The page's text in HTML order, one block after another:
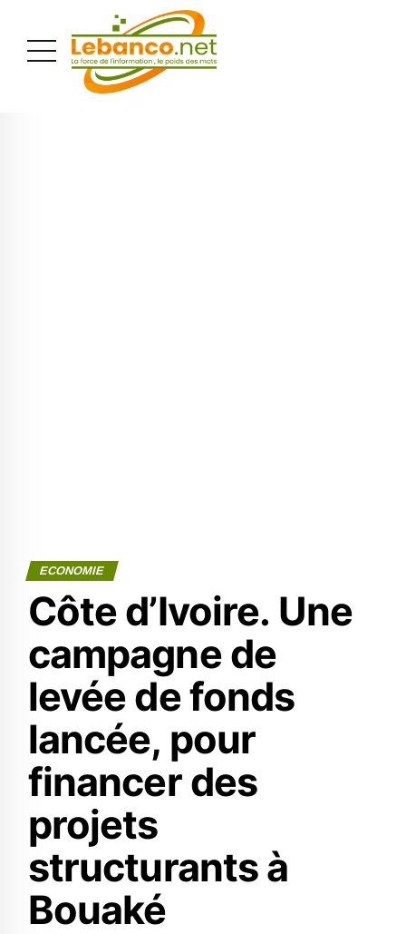
ECONOMIE
Côte d’Ivoire. Une
campagne de
levée de fonds
lancée, pour
financer des
projets
structurants à
Bouaké